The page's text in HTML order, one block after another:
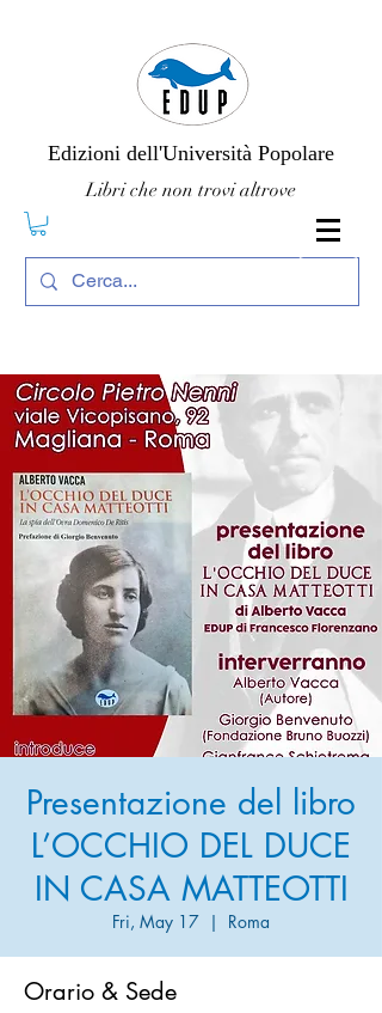
Edizioni dell'Università Popolare
Libri che non trovi altrove
Presentazione del libro
L’OCCHIO DEL DUCE
IN CASA MATTEOTTI
Fri, May 17
  |
Roma
Orario & Sede